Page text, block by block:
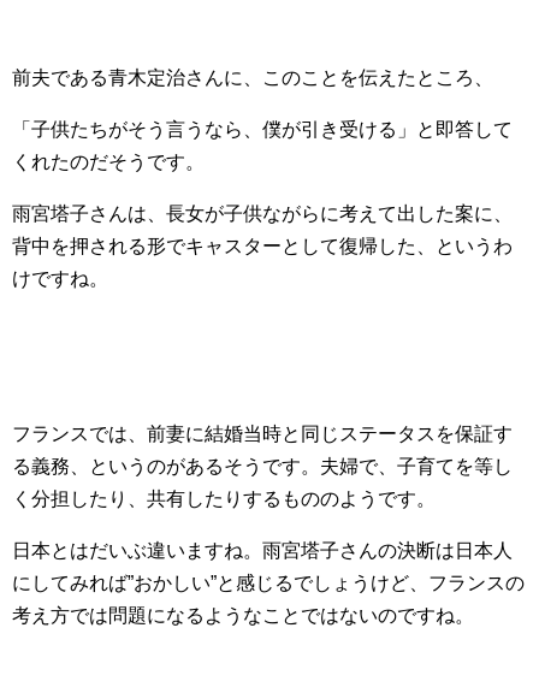
前夫である青木定治さんに、このことを伝えたところ、
「子供たちがそう言うなら、僕が引き受ける」と即答して
くれたのだそうです。
雨宮塔子さんは、長女が子供ながらに考えて出した案に、
背中を押される形でキャスターとして復帰した、というわ
けですね。
フランスでは、前妻に結婚当時と同じステータスを保証す
る義務、というのがあるそうです。夫婦で、子育てを等し
く分担したり、共有したりするもののようです。
日本とはだいぶ違いますね。雨宮塔子さんの決断は日本人
にしてみれば”おかしい”と感じるでしょうけど、フランスの
考え方では問題になるようなことではないのですね。